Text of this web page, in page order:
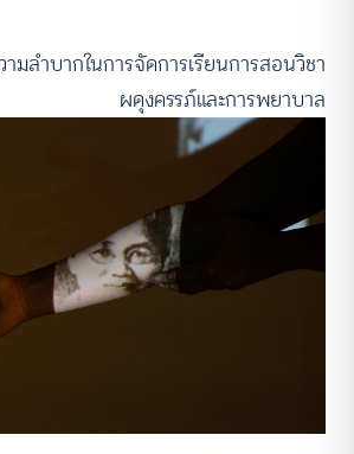
มลำบากในการจัดการเรียนการสอนวิชา
ผดุงครรภ์และการพยาบาล